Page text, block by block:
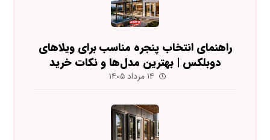
راهنمای انتخاب پنجره مناسب برای ویلاهای
دوبلکس | بهترین مدل‌ها و نکات خرید
۱۴ مرداد ۱۴۰۵